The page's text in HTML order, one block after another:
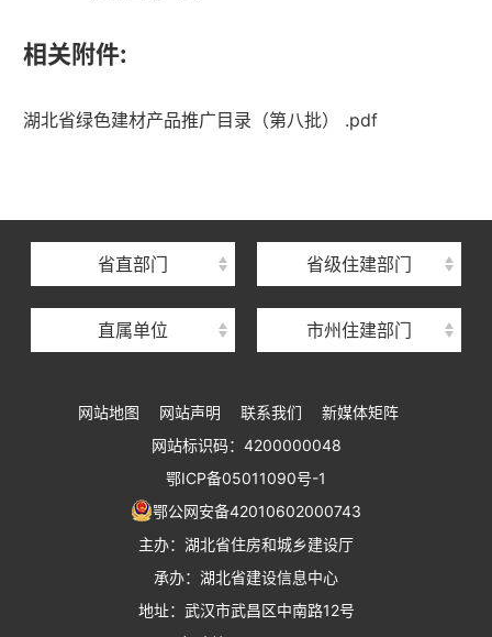
相关附件:
湖北省绿色建材产品推广目录（第八批） .pdf
省直部门 省级住建部门
直属单位
湖北省住建厅机关后勤服务中心
湖北省住房保障中心
湖北省建设工程质量安全监督总站
湖北省建设工程标准定额管理总站
湖北省住建厅执业资格注册中心
湖北省城乡建设发展中心
湖北城市建设职业技术学院
市州住建部门
网站地图 网站声明 联系我们
新媒体矩阵
网站标识码：4200000048
鄂ICP备05011090号-1
鄂公网安备42010602000743
主办：湖北省住房和城乡建设厅
承办：湖北省建设信息中心
地址：武汉市武昌区中南路12号